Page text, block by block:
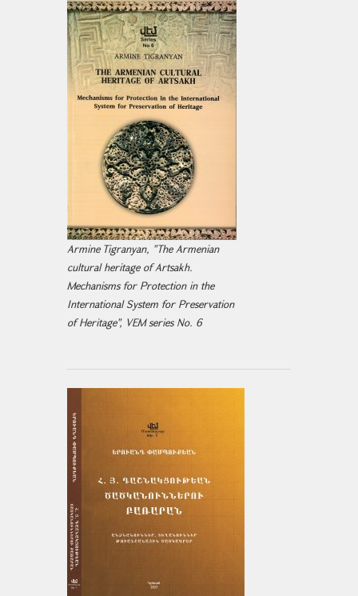
Armine Tigranyan, "The Armenian
cultural heritage of Artsakh.
Mechanisms for Protection in the
International System for Preservation
of Heritage", VEM series No. 6